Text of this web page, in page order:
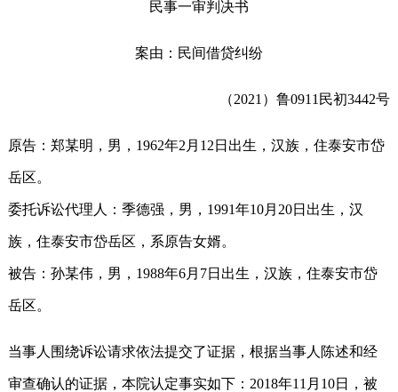
民事一审判决书
案由：民间借贷纠纷
（2021）鲁0911民初3442号
原告：郑某明，男，1962年2月12日出生，汉族，住泰安市岱
岳区。
委托诉讼代理人：季德强，男，1991年10月20日出生，汉
族，住泰安市岱岳区，系原告女婿。
被告：孙某伟，男，1988年6月7日出生，汉族，住泰安市岱
岳区。
当事人围绕诉讼请求依法提交了证据，根据当事人陈述和经
审查确认的证据，本院认定事实如下：2018年11月10日，被